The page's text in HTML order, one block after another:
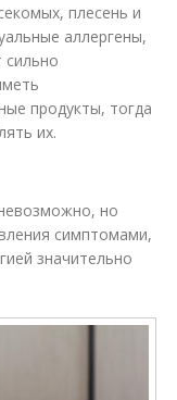
плесень и
аллергены,
продукты, тогда
их.
но
симптомами,
значительно